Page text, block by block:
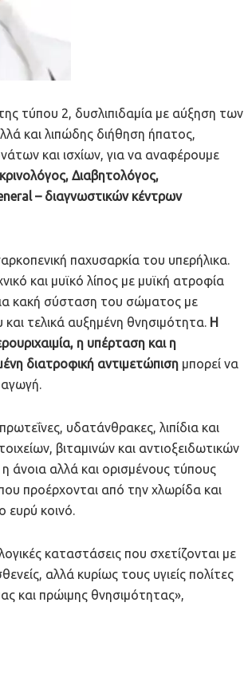
τύπου 2, δυσλιπιδαμία με αύξηση των
και λιπώδης διήθηση ήπατος,
και ισχίων, για να αναφέρουμε
Διαβητολόγος,
– διαγνωστικών κέντρων
παχυσαρκία του υπερήλικα.
και μυϊκό λίπος με μυϊκή ατροφία
κακή σύσταση του σώματος με
τελικά αυξημένη θνησιμότητα. Η
η υπέρταση και η
διατροφική αντιμετώπιση μπορεί να
αγωγή.
υδατάνθρακες, λιπίδια και
βιταμινών και αντιοξειδωτικών
αλλά και ορισμένους τύπους
προέρχονται από την χλωρίδα και
ευρύ κοινό.
καταστάσεις που σχετίζονται με
αλλά κυρίως τους υγιείς πολίτες
και πρώιμης θνησιμότητας»,